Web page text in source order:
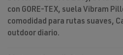
con GORE-TEX, suela Vibram
comodidad para rutas suaves,
outdoor diario.